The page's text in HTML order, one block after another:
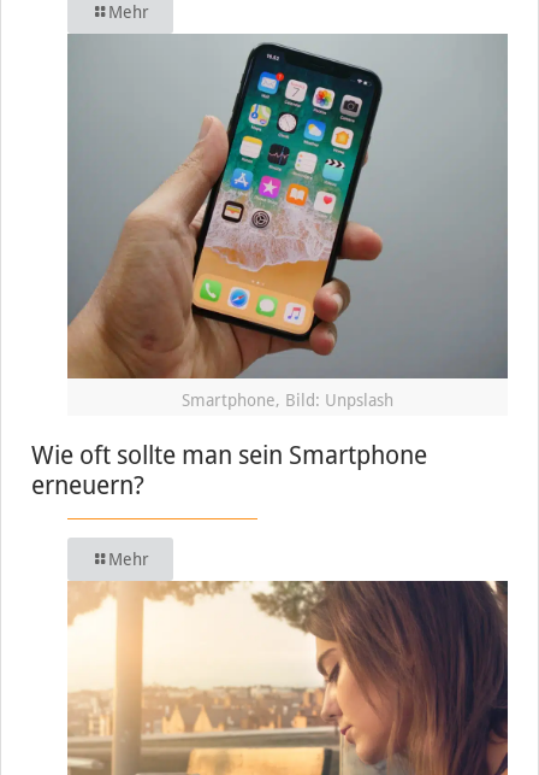
Mehr
Smartphone, Bild: Unpslash
Wie oft sollte man sein Smartphone
erneuern?
Mehr